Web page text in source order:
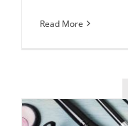
Read More